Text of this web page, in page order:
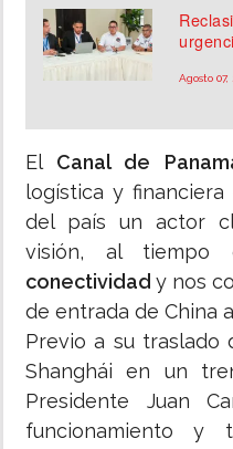
Agosto 07,
El Canal de
logística y
del país un actor
visión, al tiempo
conectividad y nos
de entrada de China a
Previo a su traslado
Shanghái en un
Presidente Juan
funcionamiento y